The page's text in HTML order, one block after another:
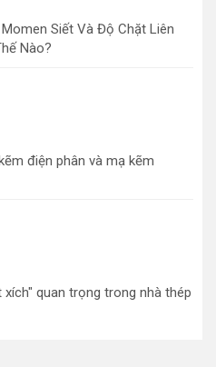
Siết Và Độ Chặt Liên
Nào?
điện phân và mạ kẽm
quan trọng trong nhà thép